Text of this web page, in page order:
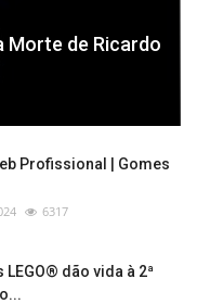
Morte de Ricardo
Profissional | Gomes
6317
dão vida à 2ª